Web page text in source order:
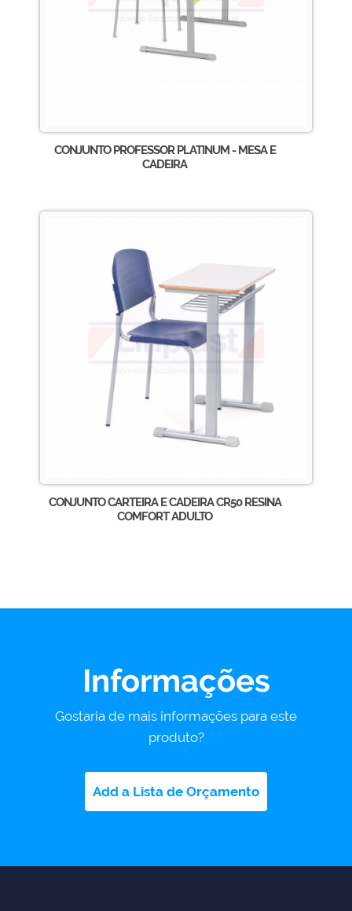
CONJUNTO PROFESSOR PLATINUM - MESA E
CADEIRA
CONJUNTO CARTEIRA E CADEIRA CR50 RESINA
COMFORT ADULTO
Informações
Gostaria de mais informações para este
produto?
Add a Lista de Orçamento